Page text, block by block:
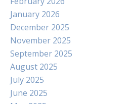
January 2026
December 2025
November 2025
September 2025
August 2025
July 2025
June 2025